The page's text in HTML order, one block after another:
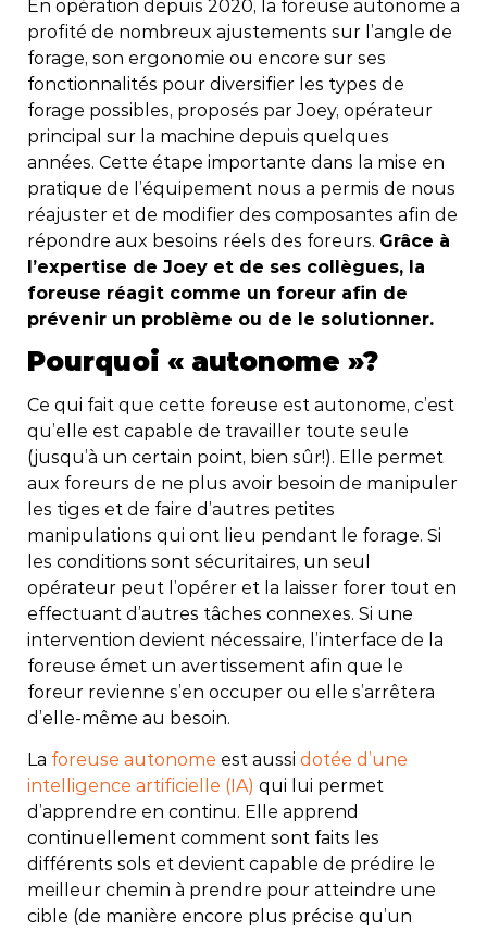
En opération depuis 2020, la foreuse autonome a
profité de nombreux ajustements sur l’angle de
forage, son ergonomie ou encore sur ses
fonctionnalités pour diversifier les types de
forage possibles, proposés par Joey, opérateur
principal sur la machine depuis quelques
années. Cette étape importante dans la mise en
pratique de l’équipement nous a permis de nous
réajuster et de modifier des composantes afin de
répondre aux besoins réels des foreurs. Grâce à
l’expertise de Joey et de ses collègues, la
foreuse réagit comme un foreur afin de
prévenir un problème ou de le solutionner.
Pourquoi « autonome »?
Ce qui fait que cette foreuse est autonome, c’est
qu’elle est capable de travailler toute seule
(jusqu’à un certain point, bien sûr!). Elle permet
aux foreurs de ne plus avoir besoin de manipuler
les tiges et de faire d’autres petites
manipulations qui ont lieu pendant le forage. Si
les conditions sont sécuritaires, un seul
opérateur peut l’opérer et la laisser forer tout en
effectuant d’autres tâches connexes. Si une
intervention devient nécessaire, l’interface de la
foreuse émet un avertissement afin que le
foreur revienne s’en occuper ou elle s’arrêtera
d’elle-même au besoin.
La foreuse autonome est aussi dotée d’une
intelligence artificielle (IA) qui lui permet
d’apprendre en continu. Elle apprend
continuellement comment sont faits les
différents sols et devient capable de prédire le
meilleur chemin à prendre pour atteindre une
cible (de manière encore plus précise qu’un